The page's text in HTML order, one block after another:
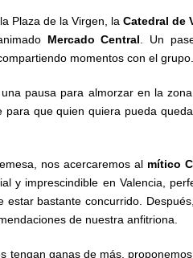
Plaza de la Virgen, la Catedral de
Mercado Central . Un
momentos con el grupo.
pausa para almorzar en la
para que quien quiera pueda
nos acercaremos al mítico
y imprescindible en Valencia,
estar bastante concurrido.
de nuestra anfitriona.
tengan ganas de más,